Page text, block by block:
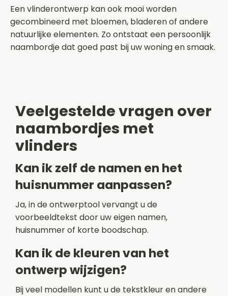
Een vlinderontwerp kan ook mooi worden
gecombineerd met bloemen, bladeren of andere
natuurlijke elementen. Zo ontstaat een persoonlijk
naambordje dat goed past bij uw woning en smaak.
Veelgestelde vragen over
naambordjes met
vlinders
Kan ik zelf de namen en het
huisnummer aanpassen?
Ja, in de ontwerptool vervangt u de
voorbeeldtekst door uw eigen namen,
huisnummer of korte boodschap.
Kan ik de kleuren van het
ontwerp wijzigen?
Bij veel modellen kunt u de tekstkleur en andere